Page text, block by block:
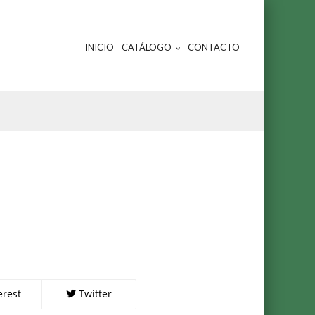
INICIO CATÁLOGO CONTACTO
Twitter